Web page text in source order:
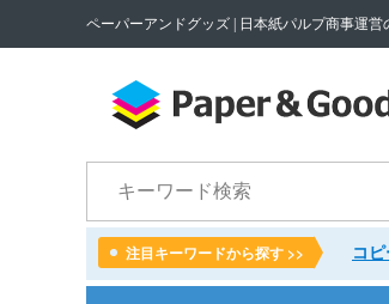
ペーパーアンドグッズ | 日本紙パルプ商事運
注目キーワードから探す >> コ